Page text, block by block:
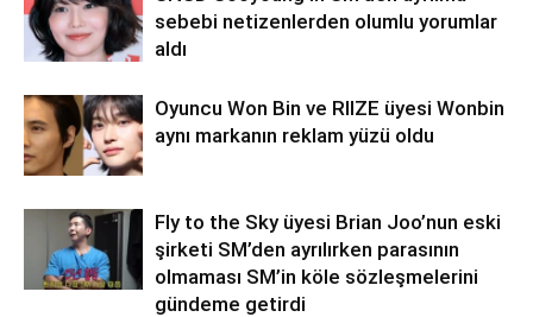
sebebi netizenlerden olumlu yorumlar
aldı
Oyuncu Won Bin ve RIIZE üyesi Wonbin
aynı markanın reklam yüzü oldu
Fly to the Sky üyesi Brian Joo’nun eski
şirketi SM’den ayrılırken parasının
olmaması SM’in köle sözleşmelerini
gündeme getirdi